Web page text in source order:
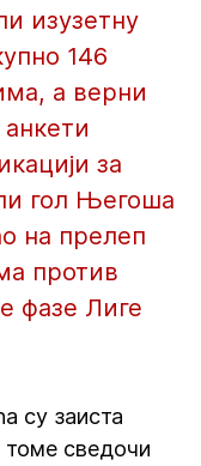
изузетну
146
а верни
за
гол Његоша
на прелеп
против
фазе Лиге
су заиста
томе сведочи